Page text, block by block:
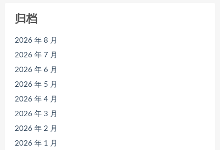
归档
2026 年 8 月
2026 年 7 月
2026 年 6 月
2026 年 5 月
2026 年 4 月
2026 年 3 月
2026 年 2 月
2026 年 1 月